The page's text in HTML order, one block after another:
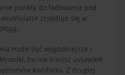
punkty do ładowania pod
znajduje się w
może być wygodniejsze i
bo nie tracisz ustawień
komfortu. Z drugiej